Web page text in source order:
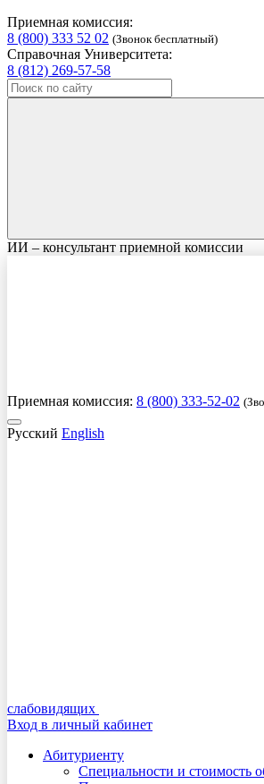
Приемная комиссия:
8 (800) 333 52 02 (Звонок бесплатный)
Справочная Университета:
8 (812) 269-57-58
ИИ – консультант приемной комиссии
Приемная комиссия: 8 (800) 333-52-02
Русский English
слабовидящих
Вход в личный кабинет
Абитуриенту
Специальности и стоимость